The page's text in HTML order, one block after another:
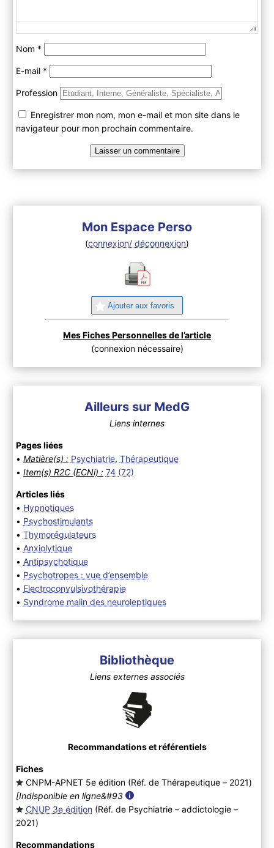
Nom *
E-mail *
Profession
Enregistrer mon nom, mon e-mail et mon site dans le
navigateur pour mon prochain commentaire.
Mon Espace Perso
(connexion/ déconnexion)
Ajouter aux favoris
Mes Fiches Personnelles de l’article
(connexion nécessaire)
Ailleurs sur MedG
Liens internes
Pages liées
• Matière(s) : Psychiatrie, Thérapeutique
• Item(s) R2C (ECNi) : 74 (72)
Articles liés
• Hypnotiques
• Psychostimulants
• Thymorégulateurs
• Anxiolytique
• Antipsychotique
• Psychotropes : vue d’ensemble
• Electroconvulsivothérapie
• Syndrome malin des neuroleptiques
Bibliothèque
Liens externes associés
Recommandations et référentiels
Fiches
CNPM-APNET 5e édition (Réf. de Thérapeutique – 2021)
[Indisponible en ligne&#93
CNUP 3e édition (Réf. de Psychiatrie – addictologie –
2021)
Recommandations